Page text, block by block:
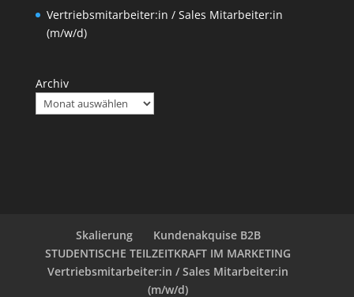
Vertriebsmitarbeiter:in / Sales Mitarbeiter:in
(m/w/d)
Archiv
Skalierung
Kundenakquise B2B
STUDENTISCHE TEILZEITKRAFT IM MARKETING
Vertriebsmitarbeiter:in / Sales Mitarbeiter:in
(m/w/d)